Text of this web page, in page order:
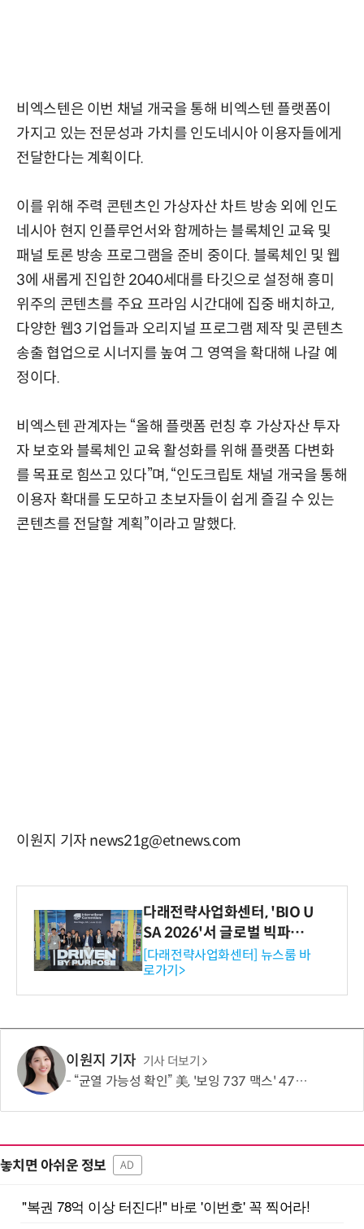
비엑스텐은 이번 채널 개국을 통해 비엑스텐 플랫폼이
가지고 있는 전문성과 가치를 인도네시아 이용자들에게
전달한다는 계획이다.
이를 위해 주력 콘텐츠인 가상자산 차트 방송 외에 인도
네시아 현지 인플루언서와 함께하는 블록체인 교육 및
패널 토론 방송 프로그램을 준비 중이다. 블록체인 및 웹
3에 새롭게 진입한 2040세대를 타깃으로 설정해 흥미
위주의 콘텐츠를 주요 프라임 시간대에 집중 배치하고,
다양한 웹3 기업들과 오리지널 프로그램 제작 및 콘텐츠
송출 협업으로 시너지를 높여 그 영역을 확대해 나갈 예
정이다.
비엑스텐 관계자는 “올해 플랫폼 런칭 후 가상자산 투자
자 보호와 블록체인 교육 활성화를 위해 플랫폼 다변화
를 목표로 힘쓰고 있다”며, “인도크립토 채널 개국을 통해
이용자 확대를 도모하고 초보자들이 쉽게 즐길 수 있는
콘텐츠를 전달할 계획”이라고 말했다.
이원지 기자 news21g@etnews.com
다래전략사업화센터, 'BIO U
SA 2026'서 글로벌 빅파마
와의 비즈니스 미팅 지원…K
-바이오 해외 진출 교두보 확
보
[다래전략사업화센터] 뉴스룸 바
로가기>
이원지 기자 기사 더보기
“균열 가능성 확인” 美, '보잉 737 맥스' 471대 점검 명령…한국 노선은 괜찮나?
놓치면 아쉬운 정보 AD